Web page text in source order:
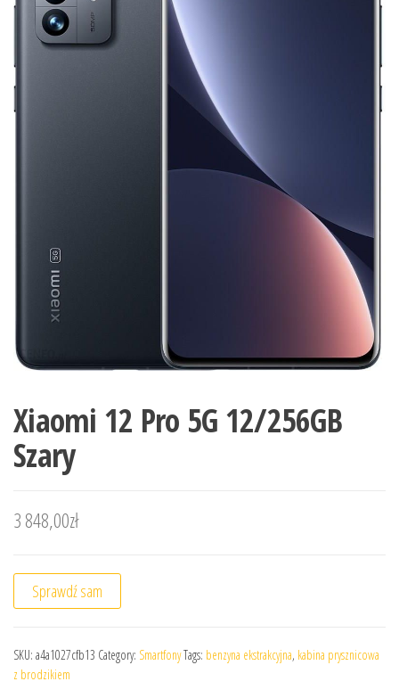
Xiaomi 12 Pro 5G 12/256GB
Szary
3 848,00zł
Sprawdź sam
SKU: a4a1027cfb13 Category: SmartfonyTags: benzyna ekstrakcyjna, kabina prysznicowa
z brodzikiem